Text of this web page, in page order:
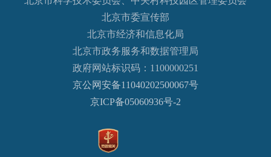
国家语言文字工作委员会
国家航天局 国家原子能机构
国家核安全局
国务院国有资产监督管理委员会
国家市场监督管理总局
国家医疗保障局
北京市委宣传部
北京市经济和信息化局
北京市政务服务和数据管理局
政府网站标识码：1100000251
京公网安备11040202500067号
京ICP备05060936号-2